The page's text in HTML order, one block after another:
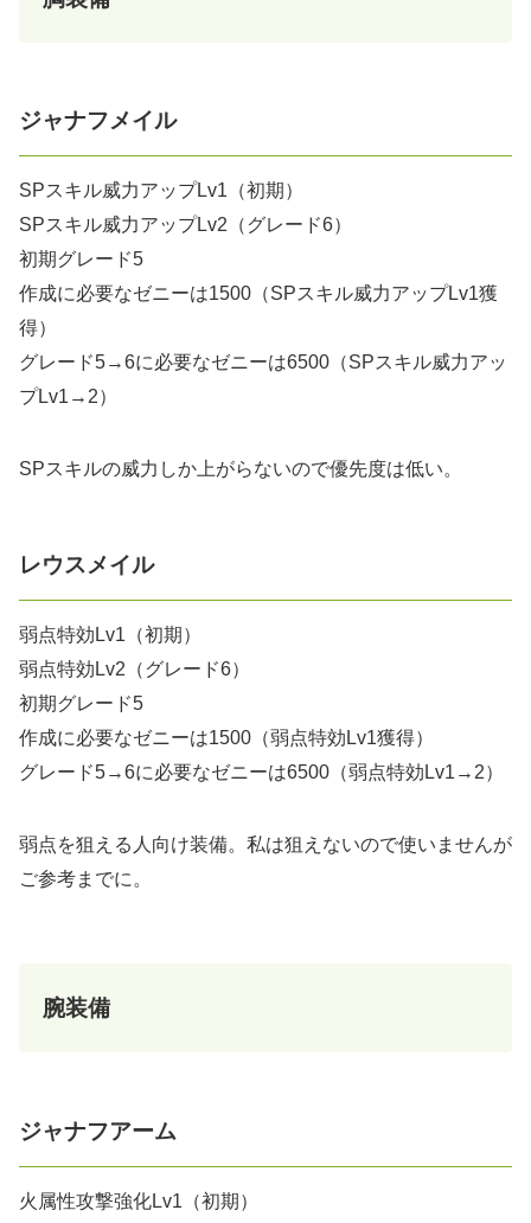
ジャナフメイル
SPスキル威力アップLv1（初期）
SPスキル威力アップLv2（グレード6）
初期グレード5
作成に必要なゼニーは1500（SPスキル威力アップLv1獲
得）
グレード5→6に必要なゼニーは6500（SPスキル威力アッ
プLv1→2）
SPスキルの威力しか上がらないので優先度は低い。
レウスメイル
弱点特効Lv1（初期）
弱点特効Lv2（グレード6）
初期グレード5
作成に必要なゼニーは1500（弱点特効Lv1獲得）
グレード5→6に必要なゼニーは6500（弱点特効Lv1→2）
弱点を狙える人向け装備。私は狙えないので使いませんが
ご参考までに。
腕装備
ジャナフアーム
火属性攻撃強化Lv1（初期）